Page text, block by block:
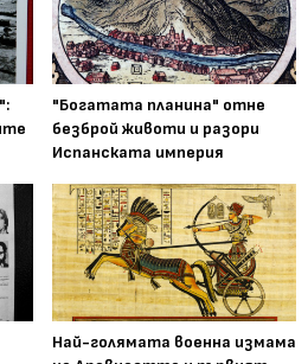
"Богатата планина" отне
безброй животи и разори
Испанската империя
Най-голямата военна измама